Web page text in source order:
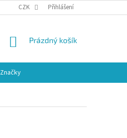
CZK Přihlášení
NÁKUPNÍ
Prázdný košík
Značky